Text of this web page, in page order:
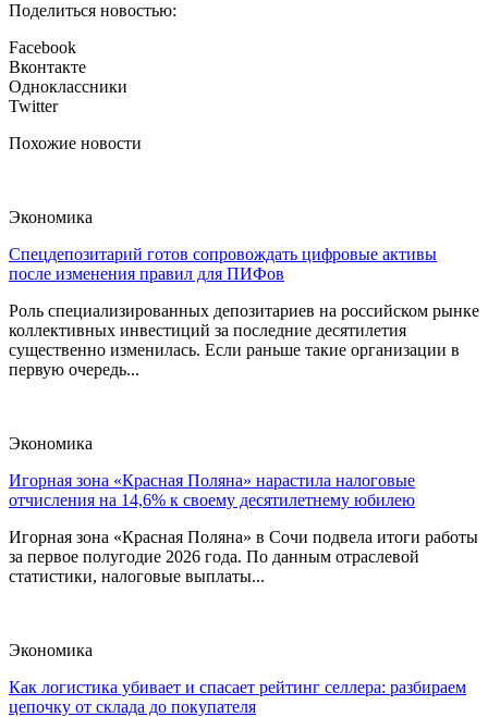
Поделиться новостью:
Facebook
Вконтакте
Одноклассники
Twitter
Похожие новости
Экономика
Спецдепозитарий готов сопровождать цифровые активы
после изменения правил для ПИФов
Роль специализированных депозитариев на российском рынке
коллективных инвестиций за последние десятилетия
существенно изменилась. Если раньше такие организации в
первую очередь...
Экономика
Игорная зона «Красная Поляна» нарастила налоговые
отчисления на 14,6% к своему десятилетнему юбилею
Игорная зона «Красная Поляна» в Сочи подвела итоги работы
за первое полугодие 2026 года. По данным отраслевой
статистики, налоговые выплаты...
Экономика
Как логистика убивает и спасает рейтинг селлера: разбираем
цепочку от склада до покупателя